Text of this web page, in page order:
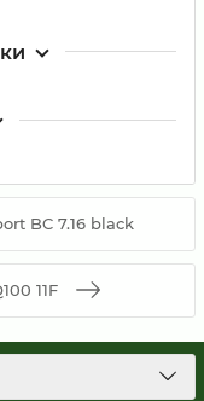
BC 7.16 black
11F